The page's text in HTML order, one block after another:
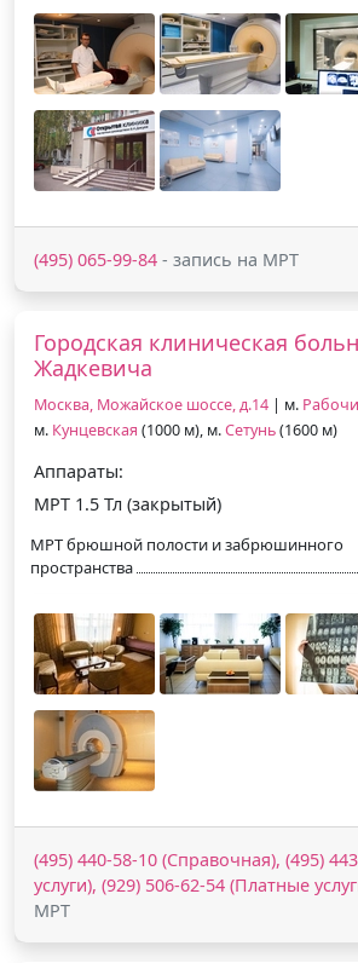
(495) 065-99-84 - запись на МРТ
Городская клиническая
Жадкевича
Москва, Можайское шоссе, д.14 | м.
м. Кунцевская (1000 м), м.Сетунь(1600 м)
Аппараты:
МРТ 1.5 Тл (закрытый)
МРТ брюшной полости и забрюшинного
пространства
(495) 440-58-10 (Справочная), (495)
услуги), (929) 506-62-54 (Платные
МРТ